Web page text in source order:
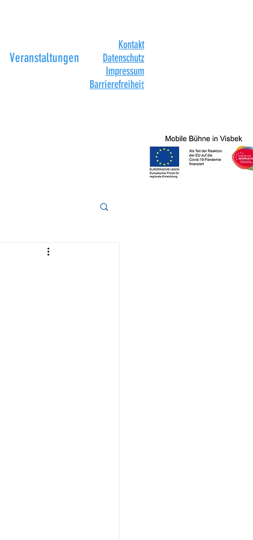
Kontakt
Datenschutz
Impressum
Barrierefreiheit
Veranstaltungen